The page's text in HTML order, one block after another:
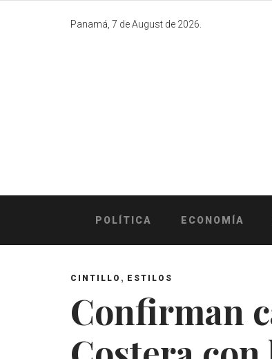
Panamá, 7 de August de 2026.
POLÍTICA ECONOMÍA
CINTILLO , ESTILOS
Confirman